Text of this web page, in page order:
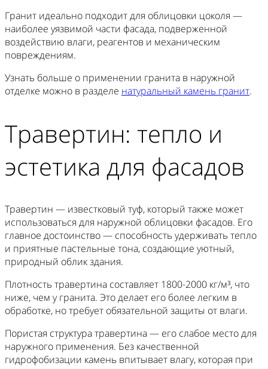
Гранит идеально подходит для облицовки цоколя —
наиболее уязвимой части фасада, подверженной
воздействию влаги, реагентов и механическим
повреждениям.
Узнать больше о применении гранита в наружной
отделке можно в разделе натуральный камень гранит.
Травертин: тепло и
эстетика для фасадов
Травертин — известковый туф, который также может
использоваться для наружной облицовки фасадов. Его
главное достоинство — способность удерживать тепло
и приятные пастельные тона, создающие уютный,
природный облик здания.
Плотность травертина составляет 1800-2000 кг/м³, что
ниже, чем у гранита. Это делает его более легким в
обработке, но требует обязательной защиты от влаги.
Пористая структура травертина — его слабое место для
наружного применения. Без качественной
гидрофобизации камень впитывает влагу, которая при